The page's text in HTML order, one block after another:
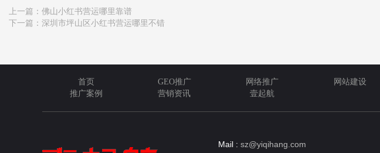
上一篇： 佛山小红书营运哪里靠谱
下一篇： 深圳市坪山区小红书营运哪里不错
首页 GEO推广 网络推广 网站建设
推广案例
营销资讯 壹起航
Mail : sz@yiqihang.com